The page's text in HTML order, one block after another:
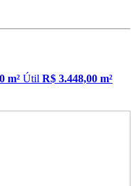
m² Útil R$ 3.448,00 m²